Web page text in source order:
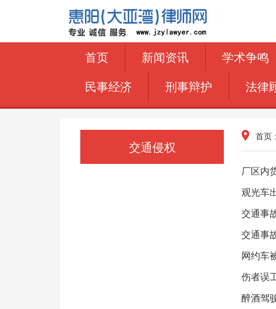
首页 新闻资讯 学术争鸣
民事经济
刑事辩护 法律
交通侵权
首页
厂区内
观光车
交通事
交通事
网约车
伤者误
醉酒驾